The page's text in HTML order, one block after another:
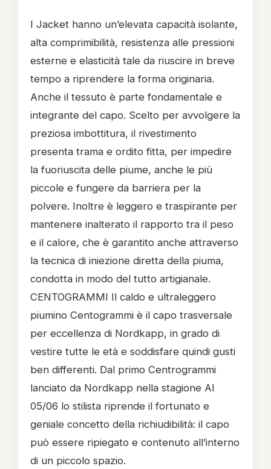
I Jacket hanno un’elevata capacità isolante,
alta comprimibilità, resistenza alle pressioni
esterne e elasticità tale da riuscire in breve
tempo a riprendere la forma originaria.
Anche il tessuto è parte fondamentale e
integrante del capo. Scelto per avvolgere la
preziosa imbottitura, il rivestimento
presenta trama e ordito fitta, per impedire
la fuoriuscita delle piume, anche le più
piccole e fungere da barriera per la
polvere. Inoltre è leggero e traspirante per
mantenere inalterato il rapporto tra il peso
e il calore, che è garantito anche attraverso
la tecnica di iniezione diretta della piuma,
condotta in modo del tutto artigianale.
CENTOGRAMMI Il caldo e ultraleggero
piumino Centogrammi è il capo trasversale
per eccellenza di Nordkapp, in grado di
vestire tutte le età e soddisfare quindi gusti
ben differenti. Dal primo Centrogrammi
lanciato da Nordkapp nella stagione AI
05/06 lo stilista riprende il fortunato e
geniale concetto della richiudibilità: il capo
può essere ripiegato e contenuto all’interno
di un piccolo spazio.